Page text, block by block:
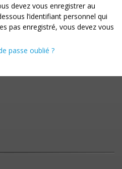
devez vous enregistrer au
l’identifiant personnel qui
pas enregistré, vous devez vous
passe oublié ?